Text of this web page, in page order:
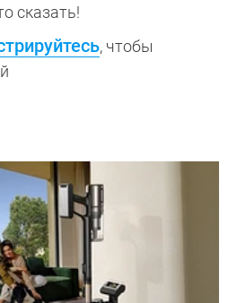
сказать!
, чтобы